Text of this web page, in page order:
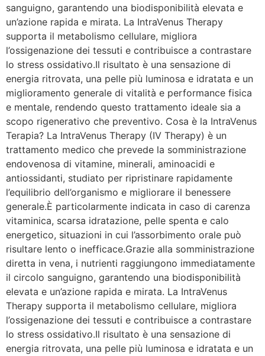
sanguigno, garantendo una biodisponibilità elevata e
un’azione rapida e mirata. La IntraVenus Therapy
supporta il metabolismo cellulare, migliora
l’ossigenazione dei tessuti e contribuisce a contrastare
lo stress ossidativo.Il risultato è una sensazione di
energia ritrovata, una pelle più luminosa e idratata e un
miglioramento generale di vitalità e performance fisica
e mentale, rendendo questo trattamento ideale sia a
scopo rigenerativo che preventivo. Cosa è la IntraVenus
Terapia? La IntraVenus Therapy (IV Therapy) è un
trattamento medico che prevede la somministrazione
endovenosa di vitamine, minerali, aminoacidi e
antiossidanti, studiato per ripristinare rapidamente
l’equilibrio dell’organismo e migliorare il benessere
generale.È particolarmente indicata in caso di carenza
vitaminica, scarsa idratazione, pelle spenta e calo
energetico, situazioni in cui l’assorbimento orale può
risultare lento o inefficace.Grazie alla somministrazione
diretta in vena, i nutrienti raggiungono immediatamente
il circolo sanguigno, garantendo una biodisponibilità
elevata e un’azione rapida e mirata. La IntraVenus
Therapy supporta il metabolismo cellulare, migliora
l’ossigenazione dei tessuti e contribuisce a contrastare
lo stress ossidativo.Il risultato è una sensazione di
energia ritrovata, una pelle più luminosa e idratata e un